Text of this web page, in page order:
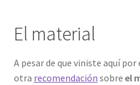
El material
A pesar de que viniste aquí
otra recomendación sobre el